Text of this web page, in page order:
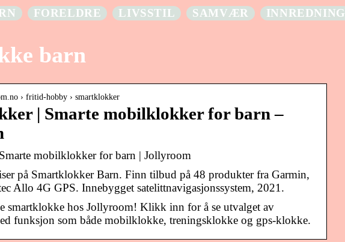
FORELDRE LIVSSTIL SAMVÆR INNREDNING
barn
› fritid-hobby › smartklokker
| Smarte mobilklokker for barn –
mobilklokker for barn | Jollyroom
på Smartklokker Barn. Finn tilbud på 48 produkter fra Garmin,
Allo 4G GPS. Innebygget satelittnavigasjonssystem, 2021.
smartklokke hos Jollyroom! Klikk inn for å se utvalget av
funksjon som både mobilklokke, treningsklokke og gps-klokke.